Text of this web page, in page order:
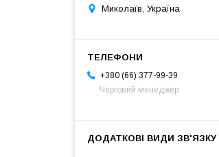
Миколаїв, Україна
+380 (66) 377-99-39
Черговий менеджер